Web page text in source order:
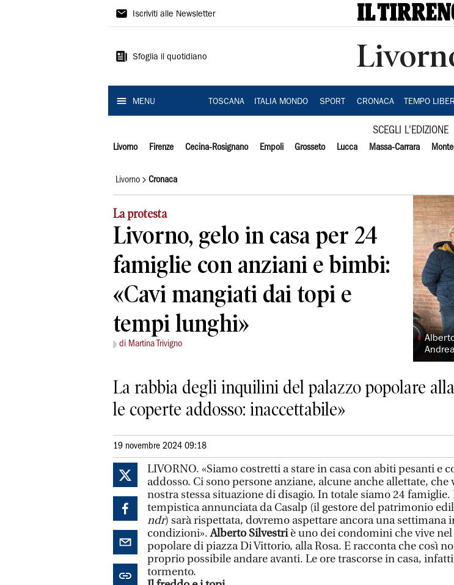
Il
Iscriviti alle Newsletter
Sfoglia il quotidiano
MENU TOSCANA ITALIA MONDO SPORT CRONACA TEMPO
SCEGLI L'EDIZIONE
Livorno Firenze Cecina-Rosignano Empoli Grosseto Lucca Massa-Carrara
Livorno Cronaca
La protesta
Livorno, gelo in casa per 24
famiglie con anziani e bimbi:
«Cavi mangiati dai topi e
tempi lunghi»
di Martina Trivigno ◗
La rabbia degli inquilini del palazzo popolare
le coperte addosso: inaccettabile»
19 novembre 2024 09:18
LIVORNO. «Siamo costretti a stare in casa con abiti pesanti e
addosso. Ci sono persone anziane, alcune anche allettate, che
nostra stessa situazione di disagio. In totale siamo 24 famiglie.
tempistica annunciata da Casalp (il gestore del patrimonio
ndr) sarà rispettata, dovremo aspettare ancora una settimana
condizioni».Alberto Silvestriè uno dei condomini che vive nel
popolare di piazza Di Vittorio, alla Rosa. E racconta che così
proprio possibile andare avanti. Le ore trascorse in casa,
tormento.